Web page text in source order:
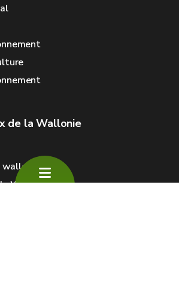
de la Wallonie
Wallonie